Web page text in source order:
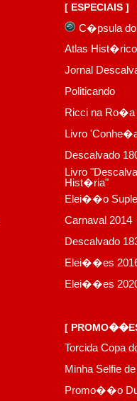
[ ESPECIAIS ]
C�psula do
Atlas
Jornal
Politicando
Ricci na Ro�a
Livro
Descalvado
Livro
Hist�ria"
Elei��o
Carnaval 2014
Descalvado
Elei��es
Elei��es
[
Torcida Copa
Minha Selfie
Promo��o